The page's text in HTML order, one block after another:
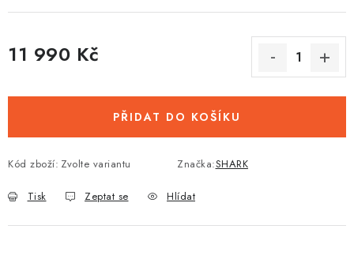
11 990 Kč
PŘIDAT DO KOŠÍKU
Kód zboží: Zvolte variantu Značka:SHARK
Tisk Zeptat se Hlídat